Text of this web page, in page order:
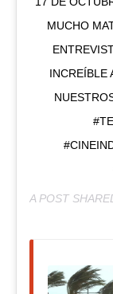
MUCHO
INCREÍBLE
A POST